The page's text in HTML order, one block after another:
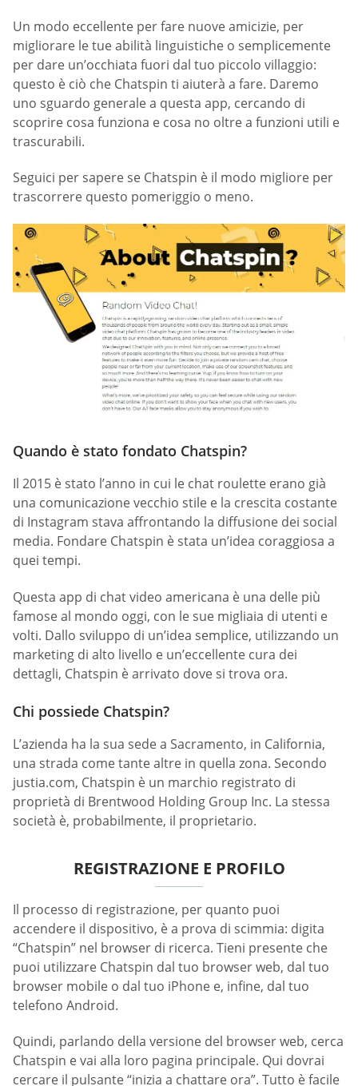
Un modo eccellente per fare nuove amicizie, per
migliorare le tue abilità linguistiche o semplicemente
per dare un’occhiata fuori dal tuo piccolo villaggio:
questo è ciò che Chatspin ti aiuterà a fare. Daremo
uno sguardo generale a questa app, cercando di
scoprire cosa funziona e cosa no oltre a funzioni utili e
trascurabili.
Seguici per sapere se Chatspin è il modo migliore per
trascorrere questo pomeriggio o meno.
Quando è stato fondato Chatspin?
Il 2015 è stato l’anno in cui le chat roulette erano già
una comunicazione vecchio stile e la crescita costante
di Instagram stava affrontando la diffusione dei social
media. Fondare Chatspin è stata un’idea coraggiosa a
quei tempi.
Questa app di chat video americana è una delle più
famose al mondo oggi, con le sue migliaia di utenti e
volti. Dallo sviluppo di un’idea semplice, utilizzando un
marketing di alto livello e un’eccellente cura dei
dettagli, Chatspin è arrivato dove si trova ora.
Chi possiede Chatspin?
L’azienda ha la sua sede a Sacramento, in California,
una strada come tante altre in quella zona. Secondo
justia.com, Chatspin è un marchio registrato di
proprietà di Brentwood Holding Group Inc. La stessa
società è, probabilmente, il proprietario.
REGISTRAZIONE E PROFILO
Il processo di registrazione, per quanto puoi
accendere il dispositivo, è a prova di scimmia: digita
“Chatspin” nel browser di ricerca. Tieni presente che
puoi utilizzare Chatspin dal tuo browser web, dal tuo
browser mobile o dal tuo iPhone e, infine, dal tuo
telefono Android.
Quindi, parlando della versione del browser web, cerca
Chatspin e vai alla loro pagina principale. Qui dovrai
cercare il pulsante “inizia a chattare ora”. Tutto è facile